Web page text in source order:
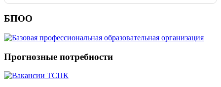
БПОО
Прогнозные потребности